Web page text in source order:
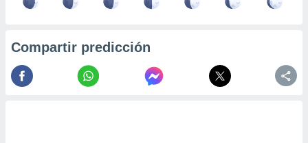
Compartir predicción